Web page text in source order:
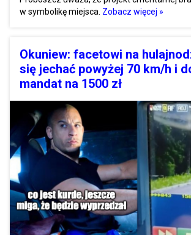
w symbolikę miejsca. Zobacz więcej »
Okuniew: facetowi na
się jechać powyżej 70 km/h i
mandat na 1500 zł